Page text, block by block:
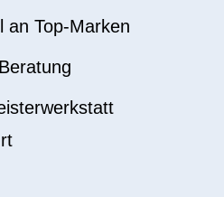
an Top-Marken